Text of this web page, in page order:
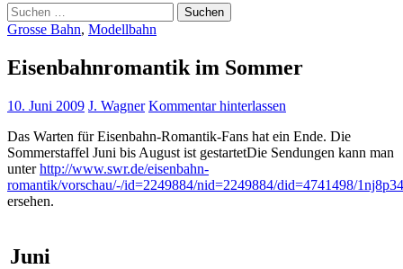
Suchen
nach:
Grosse Bahn, Modellbahn
Eisenbahnromantik im Sommer
10. Juni 2009 J. Wagner Kommentar hinterlassen
Das Warten für Eisenbahn-Romantik-Fans hat ein Ende. Die
Sommerstaffel Juni bis August ist gestartetDie Sendungen kann man
unterhttp://www.swr.de/eisenbahn-
romantik/vorschau/-/id=2249884/nid=2249884/did=4741498/
ersehen.
Juni